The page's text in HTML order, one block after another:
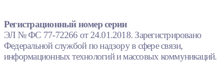
Регистрационный номер серии
ЭЛ № ФС 77-72266 от 24.01.2018. Зарегистрировано
Федеральной службой по надзору в сфере связи,
информационных технологий и массовых коммуникаций.